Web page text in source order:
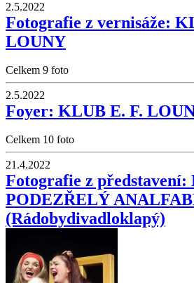
2.5.2022
Fotografie z vernisáže:
LOUNY
Celkem 9 foto
2.5.2022
Foyer: KLUB E. F.
Celkem 10 foto
21.4.2022
Fotografie z
PODEZŘELÝ
(Rádobydivadloklapý)